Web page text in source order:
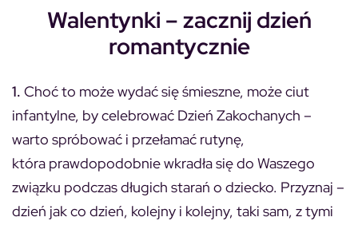
Walentynki–zacznij dzień
romantycznie
1. Choć to może wydać się śmieszne, może ciut
infantylne, by celebrować Dzień Zakochanych –
warto spróbować i przełamać rutynę,
która prawdopodobnie wkradła się do Waszego
związku podczas długich starań o dziecko. Przyznaj –
dzień jak co dzień, kolejny i kolejny, taki sam, z tymi